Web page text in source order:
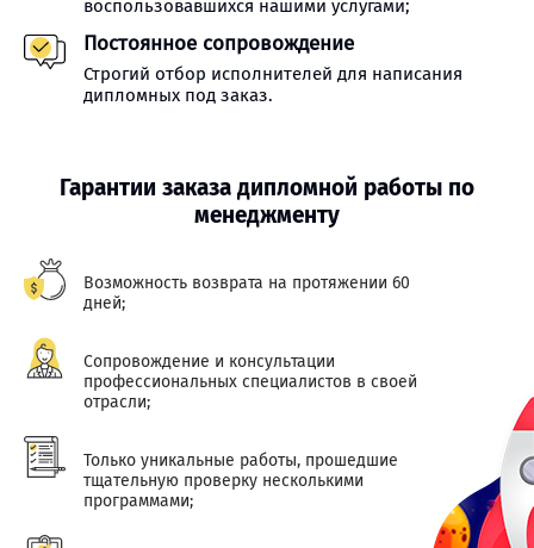
воспользовавшихся нашими услугами;
Постоянное сопровождение
Строгий отбор исполнителей для написания
дипломных под заказ.
Гарантии заказа дипломной работы по
менеджменту
Возможность возврата на протяжении 60
дней;
Сопровождение и консультации
профессиональных специалистов в своей
отрасли;
Только уникальные работы, прошедшие
тщательную проверку несколькими
программами;